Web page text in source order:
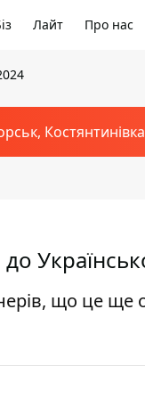
Лайт Про нас
Костянтинівка
до
що це ще